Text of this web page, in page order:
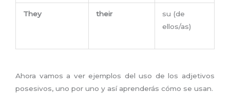
They their
su (de
ellos/as)
Ahora vamos a ver ejemplos del uso de los adjetivos
posesivos, uno por uno y así aprenderás cómo se usan.